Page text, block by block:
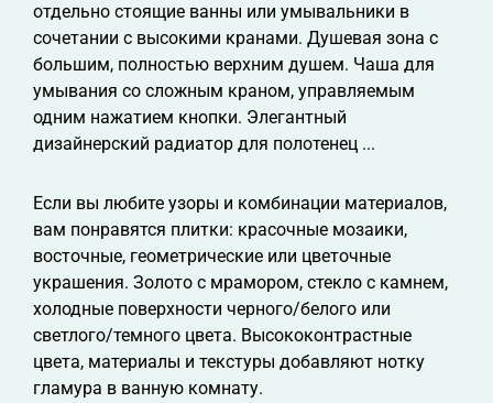
отдельно стоящие ванны или умывальники в
сочетании с высокими кранами. Душевая зона с
большим, полностью верхним душем. Чаша для
умывания со сложным краном, управляемым
одним нажатием кнопки. Элегантный
дизайнерский радиатор для полотенец ...
Если вы любите узоры и комбинации материалов,
вам понравятся плитки: красочные мозаики,
восточные, геометрические или цветочные
украшения. Золото с мрамором, стекло с камнем,
холодные поверхности черного/белого или
светлого/темного цвета. Высококонтрастные
цвета, материалы и текстуры добавляют нотку
гламура в ванную комнату.